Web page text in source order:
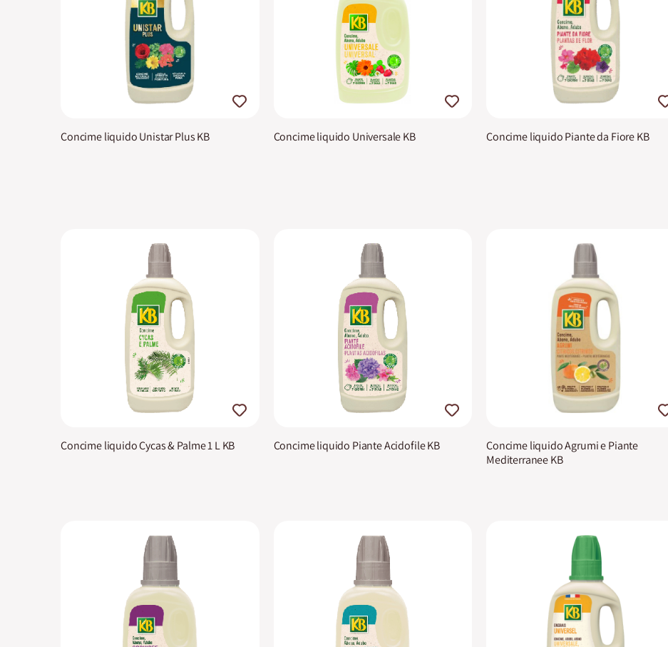
Concime liquido Unistar Plus KB Concime liquido Universale KB Concime liquido Piante da Fiore KB
Concime liquido Cycas & Palme 1 L KB Concime liquido Piante Acidofile KB
Concime liquido Agrumi e Piante
Mediterranee KB